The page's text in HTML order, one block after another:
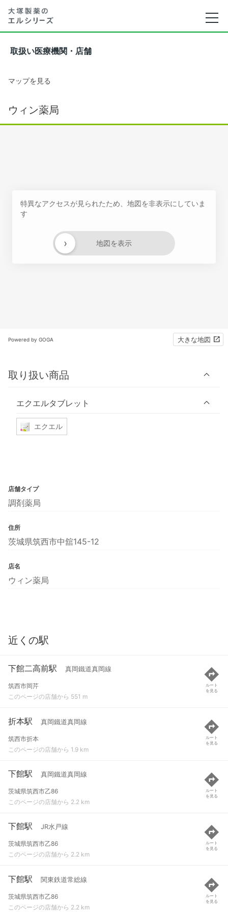
取扱い医療機関・店舗
マップを見る
ウィン薬局
特異なアクセスが見られたため、地図を非表示にしていま
す
地図を表示
›
Powered by GOGA 大きな地図
取り扱い商品
エクエルタブレット
エクエル
店舗タイプ
調剤薬局
住所
茨城県筑西市中舘145-12
店名
ウィン薬局
近くの駅
下館二高前駅 真岡鐵道真岡線
筑西市岡芹
このページの店舗から 551 m
ルート
を見る
折本駅 真岡鐵道真岡線
筑西市折本
このページの店舗から 1.9 km
ルート
を見る
下館駅 真岡鐵道真岡線
茨城県筑西市乙86
このページの店舗から 2.2 km
ルート
を見る
下館駅 JR水戸線
茨城県筑西市乙86
このページの店舗から 2.2 km
ルート
を見る
下館駅 関東鉄道常総線
茨城県筑西市乙86
このページの店舗から 2.2 km
ルート
を見る